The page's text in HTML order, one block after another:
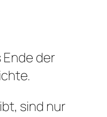
Ende der
sind nur